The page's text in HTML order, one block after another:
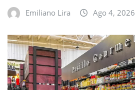
Emiliano Lira Ago 4, 2026